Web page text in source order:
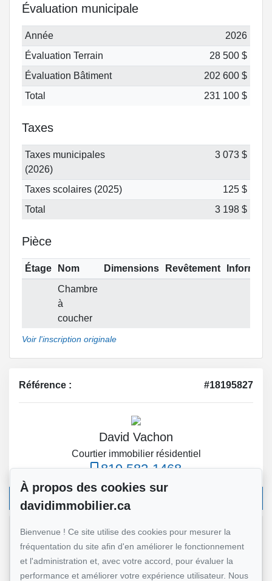
Évaluation municipale
Année
2026
Évaluation Terrain
28 500 $
Évaluation Bâtiment
202 600 $
Total
231 100 $
Taxes
Taxes municipales
(2026)
3 073 $
Taxes scolaires (2025)
125 $
Total
3 198 $
Pièce
Étage Nom Dimensions Revêtement
Chambre
à
coucher
Voir l'inscription originale
Référence : #18195827
David Vachon
Courtier immobilier résidentiel
819 582-1468
Écrivez-moi un courriel
À propos des cookies sur
davidimmobilier.ca
Bienvenue ! Ce site utilise des cookies pour mesurer la
fréquentation du site afin d'en améliorer le fonctionnement
et l'administration et, avec votre accord, pour évaluer la
performance et améliorer votre expérience utilisateur. Nous